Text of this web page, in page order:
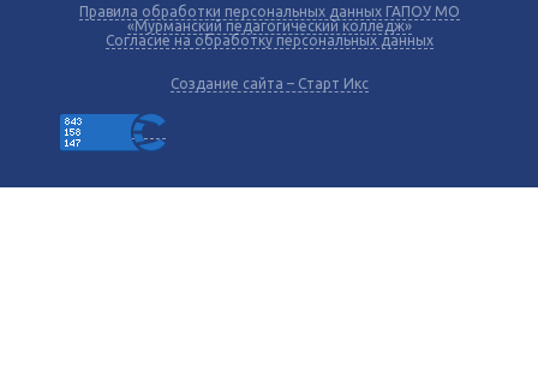
Правила обработки персональных данных ГАПОУ МО
«Мурманский педагогический колледж»
Согласие на обработку персональных данных
Создание сайта – Старт Икс